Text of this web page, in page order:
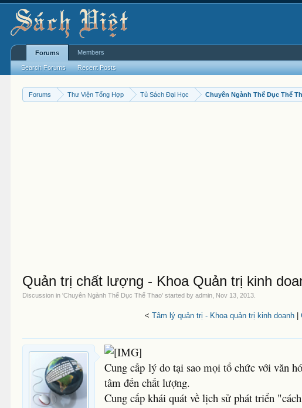
Forums Thư Viện Tổng Hợp Tủ Sách Đại Học Chuyên Ngành Thể Dục Thể
Quản trị chất lượng - Khoa Quản trị kinh
Discussion in 'Chuyên Ngành Thể Dục Thể Thao' started byadmin Nov 13, 2013
< Tâm lý quản trị - Khoa quản trị kinh doanh
Cung cấp lý do tại sao mọi tổ chức với văn
tâm đến chất lượng.
Cung cấp khái quát về lịch sử phát triển
Forums
Search Forums Recent Posts
Members